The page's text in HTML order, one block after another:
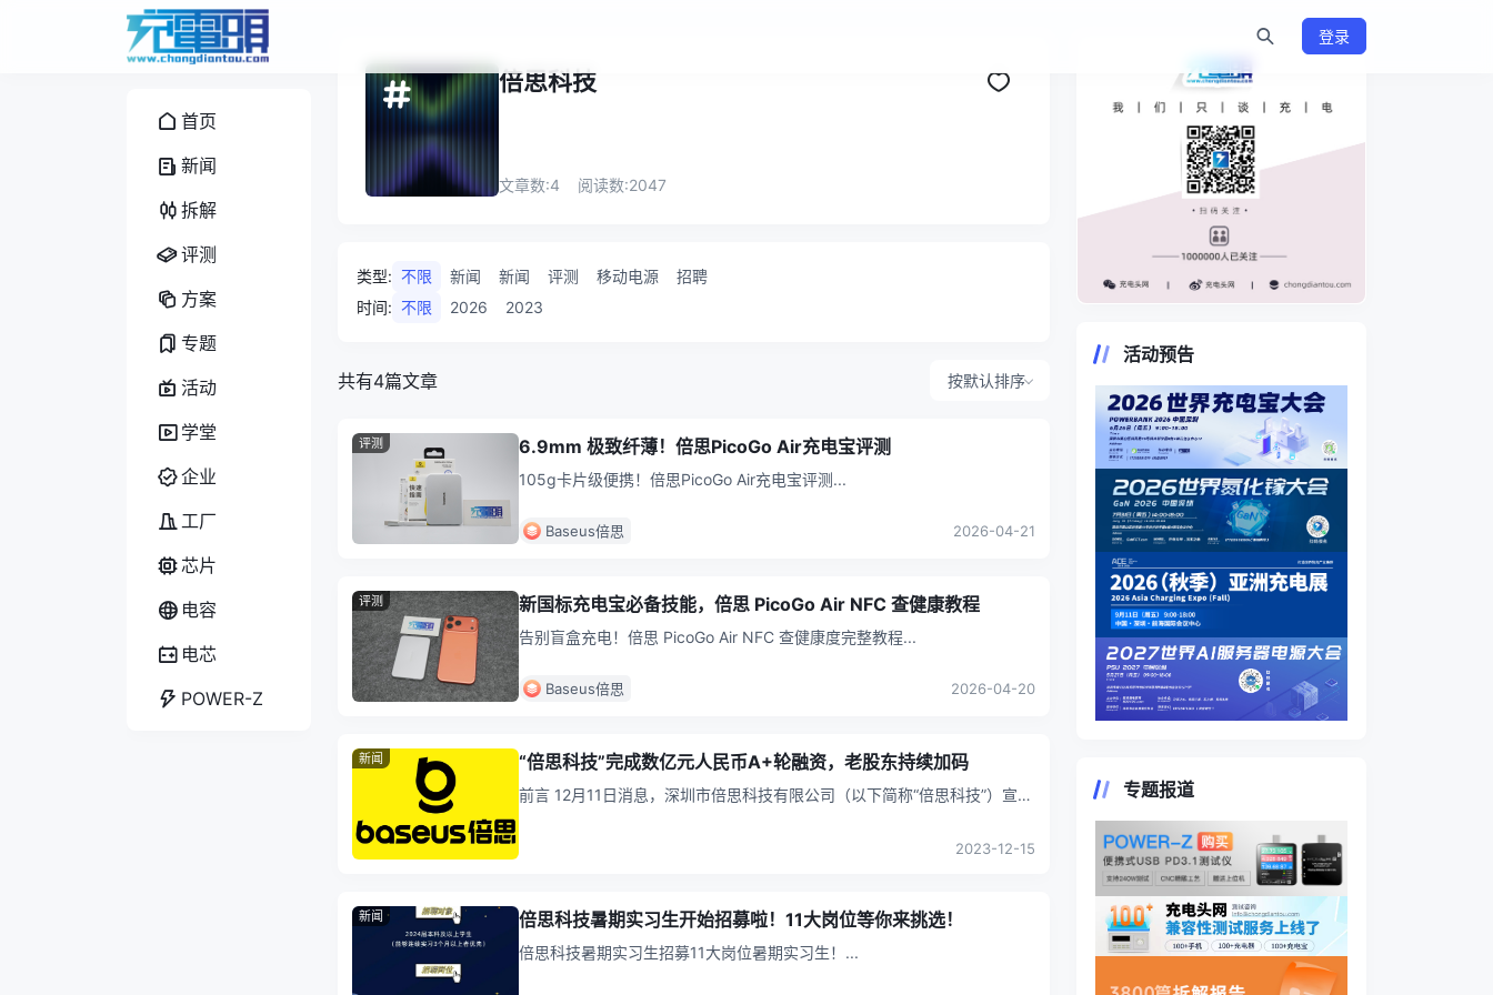
登录
首页
新闻
拆解
评测
方案
专题
活动
学堂
企业
工厂
芯片
电容
电芯
POWER-Z
倍思科技
文章数:4 阅读数:2047
类型: 不限 新闻 新闻 评测 移动电源
招聘
时间: 不限 2026 2023
共有4篇文章 按默认排序
评测 6.9mm 极致纤薄！倍思PicoGo Air充电宝评测
105g卡片级便携！倍思PicoGo Air充电宝评测...
Baseus倍思 2026-04-21
评测 新国标充电宝必备技能，倍思 PicoGo Air NFC 查健康教程
告别盲盒充电！倍思 PicoGo Air NFC 查健康度完整教程...
Baseus倍思 2026-04-20
新闻 “倍思科技”完成数亿元人民币A+轮融资，老股东持续加码
前言 12月11日消息，深圳市倍思科技有限公司（以下简称“倍思科技”）宣布
2023-12-15
新闻 倍思科技暑期实习生开始招募啦！11大岗位等你来挑选！
倍思科技暑期实习生招募11大岗位暑期实习生！ ...
活动预告
专题报道